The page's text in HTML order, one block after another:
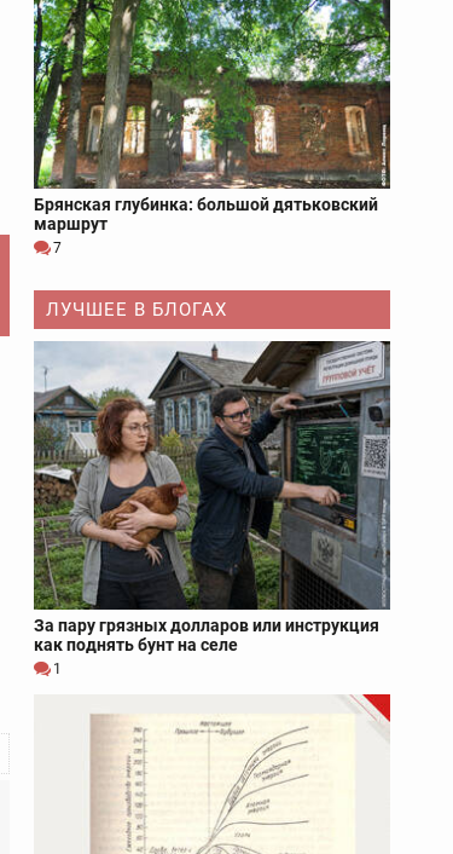
Брянская глубинка: большой дятьковский
маршрут
7
ЛУЧШЕЕ В БЛОГАХ
За пару грязных долларов или инструкция
как поднять бунт на селе
1